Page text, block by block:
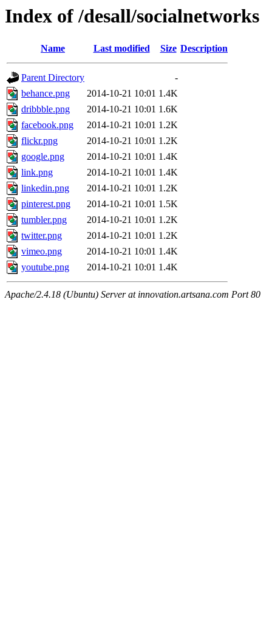
Index of /desall/socialnetworks
Name Last modified Size Description
Parent Directory
-
behance.png
2014-10-21 10:01 1.4K
dribbble.png
2014-10-21 10:01 1.6K
facebook.png
2014-10-21 10:01 1.2K
flickr.png
2014-10-21 10:01 1.2K
google.png
2014-10-21 10:01 1.4K
link.png
2014-10-21 10:01 1.4K
linkedin.png
2014-10-21 10:01 1.2K
pinterest.png
2014-10-21 10:01 1.5K
tumbler.png
2014-10-21 10:01 1.2K
twitter.png
2014-10-21 10:01 1.2K
vimeo.png
2014-10-21 10:01 1.4K
youtube.png
2014-10-21 10:01 1.4K
Apache/2.4.18 (Ubuntu) Server at innovation.artsana.com Port 80